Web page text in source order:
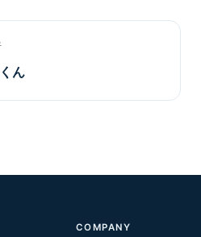
ん
COMPANY